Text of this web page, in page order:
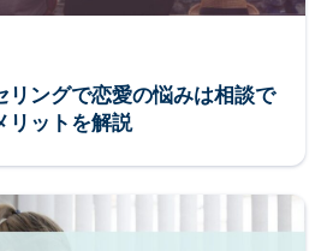
リングで恋愛の悩みは相談で
リットを解説